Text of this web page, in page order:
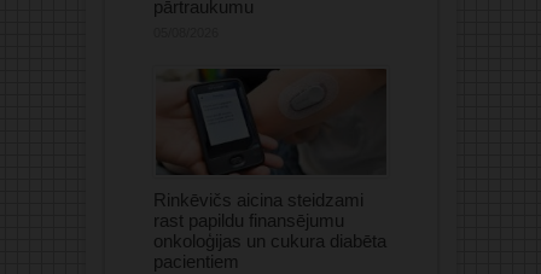
pārtraukumu
Rinkēvičs aicina steidzami
rast papildu finansējumu
onkoloģijas un cukura diabēta
pacientiem